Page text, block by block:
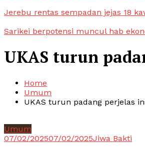
Jerebu rentas sempadan jejas 18
Sarikei berpotensi muncul hab
UKAS turun
Home
Umum
UKAS turun padang perjelas
Umum
07/02/202507/02/2025Jiwa Bakti